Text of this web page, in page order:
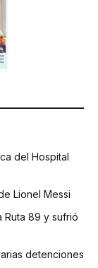
del Hospital
Lionel Messi
Ruta 89 y sufrió
detenciones